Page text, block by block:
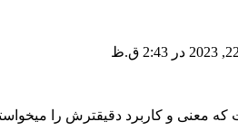
که معنی و کاربرد دقیقترش را